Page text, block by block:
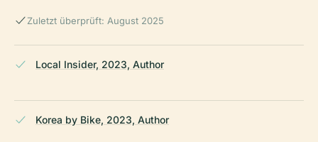
Zuletzt überprüft: August 2025
Local Insider, 2023, Author
Korea by Bike, 2023, Author